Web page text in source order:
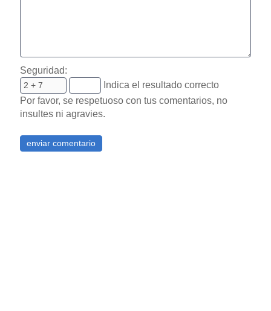
Seguridad:
Indica el resultado correcto
Por favor, se respetuoso con tus comentarios, no
insultes ni agravies.